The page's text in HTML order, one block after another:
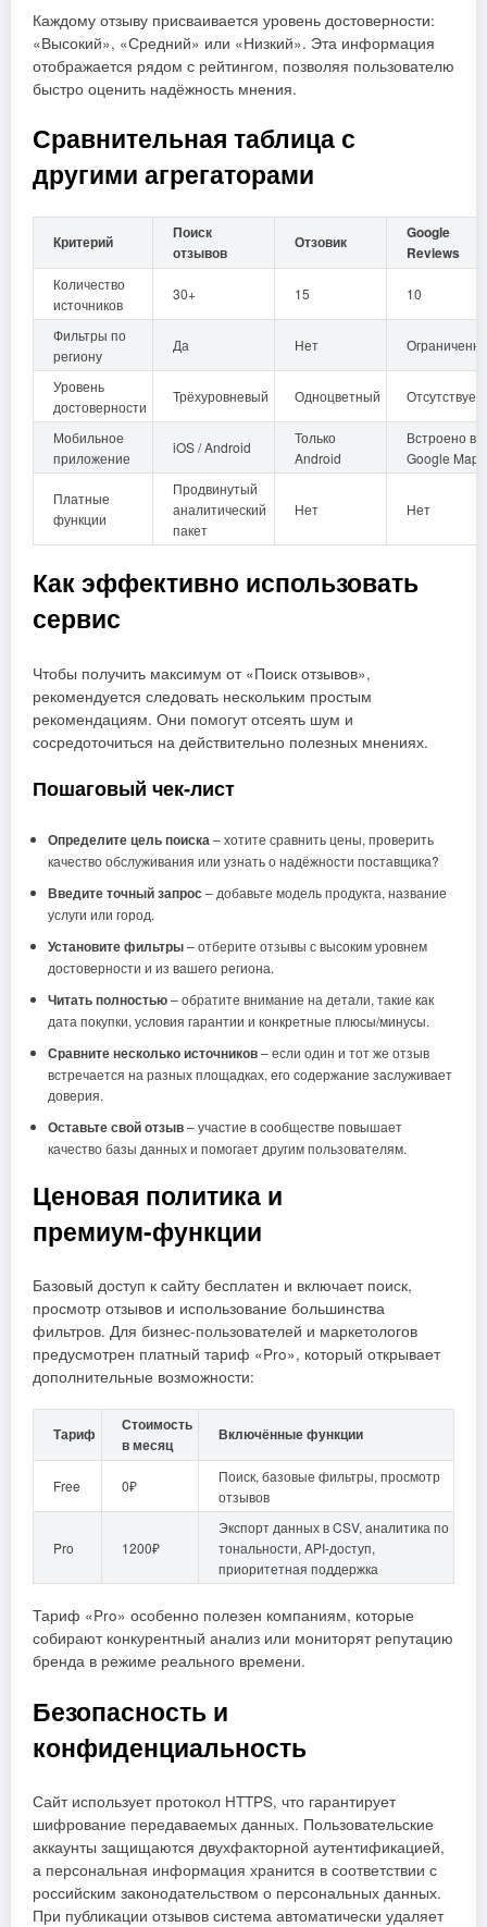
Каждому отзыву присваивается уровень достоверности:
«Высокий», «Средний» или «Низкий». Эта информация
отображается рядом с рейтингом, позволяя пользователю
быстро оценить надёжность мнения.
Сравнительная таблица с
другими агрегаторами
Критерий
Поиск
отзывов
Отзовик
Google
Reviews
Количество
источников
30+ 15 10
Фильтры по
региону
Да Нет Ограниченно
Уровень
достоверности
Трёхуровневый Одноцветный Отсутствует
Мобильное
приложение
iOS / Android
Только
Android
Встроено в
Google Maps
Платные
функции
Продвинутый
аналитический
пакет
Нет Нет
Как эффективно использовать
сервис
Чтобы получить максимум от «Поиск отзывов»,
рекомендуется следовать нескольким простым
рекомендациям. Они помогут отсеять шум и
сосредоточиться на действительно полезных мнениях.
Пошаговый чек‑лист
Определите цель поиска – хотите сравнить цены, проверить
качество обслуживания или узнать о надёжности поставщика?
Введите точный запрос– добавьте модель продукта, название
услуги или город.
Установите фильтры– отберите отзывы с высоким уровнем
достоверности и из вашего региона.
Читать полностью– обратите внимание на детали, такие как
дата покупки, условия гарантии и конкретные плюсы/минусы.
Сравните несколько источников– если один и тот же отзыв
встречается на разных площадках, его содержание заслуживает
доверия.
Оставьте свой отзыв– участие в сообществе повышает
качество базы данных и помогает другим пользователям.
Ценовая политика и
премиум‑функции
Базовый доступ к сайту бесплатен и включает поиск,
просмотр отзывов и использование большинства
фильтров. Для бизнес‑пользователей и маркетологов
предусмотрен платный тариф «Pro», который открывает
дополнительные возможности:
Тариф
Стоимость
в месяц
Включённые функции
Free 0₽
Поиск, базовые фильтры, просмотр
отзывов
Pro 1200₽
Экспорт данных в CSV, аналитика по
тональности, API‑доступ,
приоритетная поддержка
Тариф «Pro» особенно полезен компаниям, которые
собирают конкурентный анализ или мониторят репутацию
бренда в режиме реального времени.
Безопасность и
конфиденциальность
Сайт использует протокол HTTPS, что гарантирует
шифрование передаваемых данных. Пользовательские
аккаунты защищаются двухфакторной аутентификацией,
а персональная информация хранится в соответствии с
российским законодательством о персональных данных.
При публикации отзывов система автоматически удаляет